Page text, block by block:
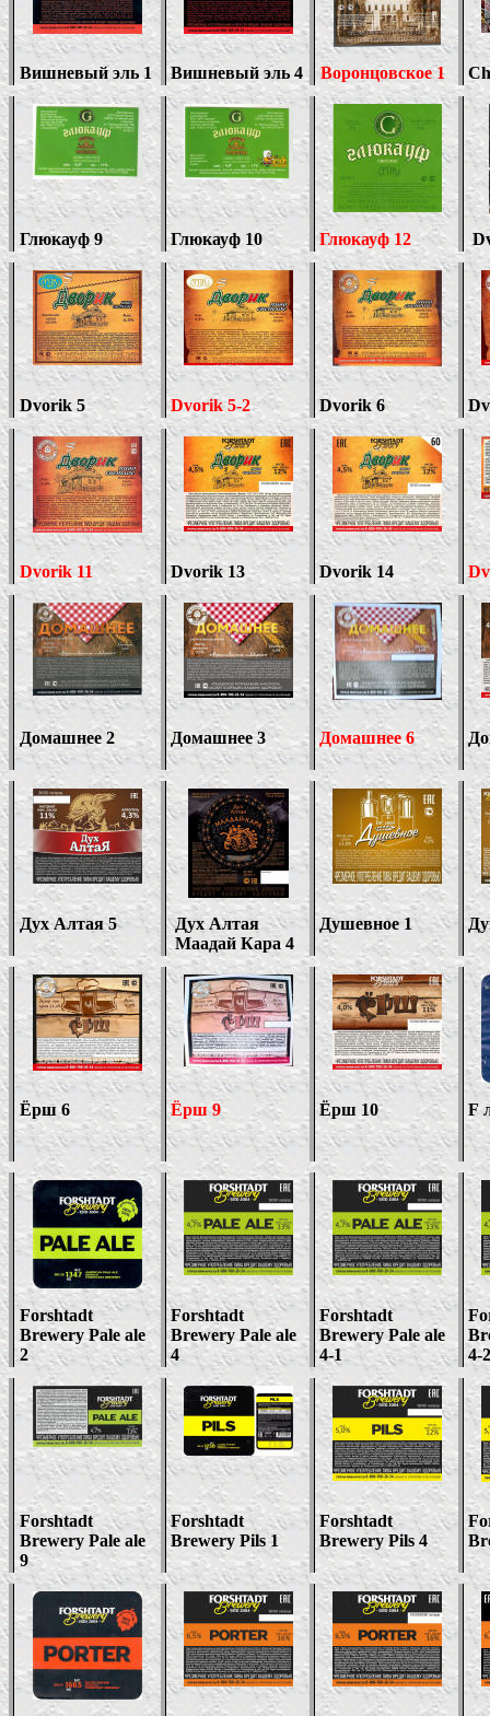
Вишневый эль 1 Вишневый эль 4 Воронцовское 1
Глюкауф 9 Глюкауф 10 Глюкауф 12
Dvorik 5 Dvorik5-2 Dvorik6
Dvorik 11 Dvorik13 Dvorik 14
Домашнее 2 Домашнее 3 Домашнее 6
Дух Алтая5
Дух Алтая
Маадай Кара 4
Душевное 1
Ёрш6 Ёрш 9 Ёрш 10 F
Forshtadt
Brewery Pale ale
2
Forshtadt
Brewery Pale ale
4
Forshtadt
Brewery Pale ale
4-1
4-2
Forshtadt
Brewery Pale ale
9
Forshtadt
Brewery Pils 1
Forshtadt
Brewery Pils 4